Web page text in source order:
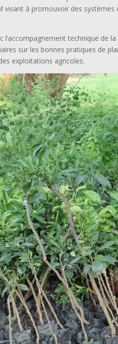
visant à promouvoir des
technique de la
sur les bonnes pratiques de
exploitations agricoles.